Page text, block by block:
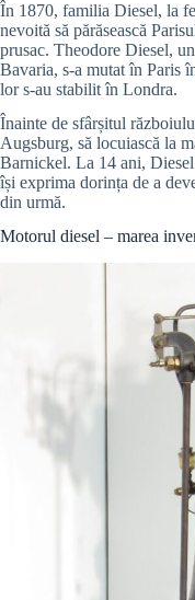
În 1870, familia Diesel, la
nevoită să părăsească
prusac. Theodore Diesel,
Bavaria, s-a mutat în Paris
lor s-au stabilit în Londra.
Înainte de sfârșitul
Augsburg, să locuiască la
Barnickel. La 14 ani,
își exprima dorința de a
din urmă.
Motorul diesel – marea